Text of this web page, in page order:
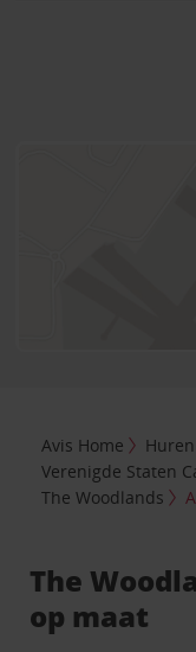
Avis Home
Verenigde Staten
The Woodlands
The
op maat